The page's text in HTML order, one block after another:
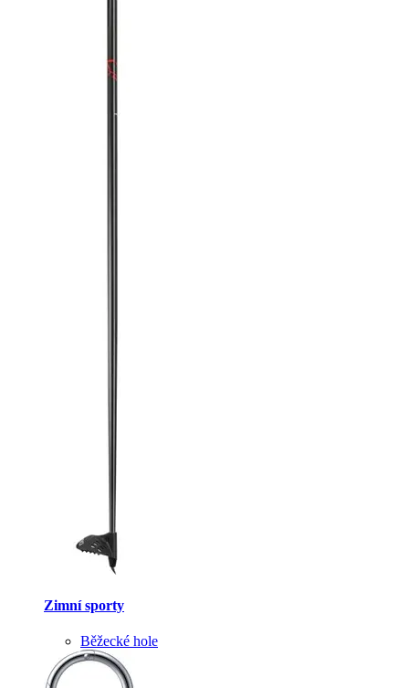
Zimní sporty
Běžecké hole